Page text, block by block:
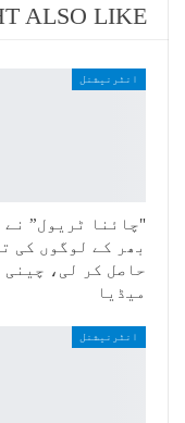
ALSO LIKE
انٹرنیشنل
"چائنا ٹریول” نے
بھر کے لوگوں کی
حاصل کر لی، چینی
میڈیا
انٹرنیشنل